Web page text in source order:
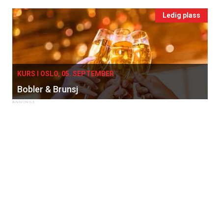
Ledig plass
KURS I OSLO, 05. SEPTEMBER
Bobler & Brunsj